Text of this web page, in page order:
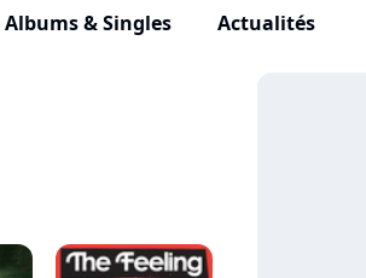
Albums & Singles Actualités